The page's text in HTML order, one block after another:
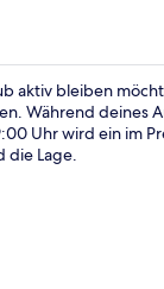
aktiv bleiben
Während deines
Uhr wird ein im
die Lage.